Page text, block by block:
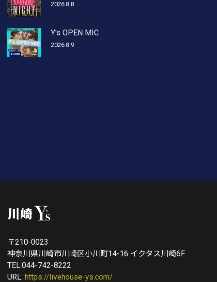
2026.8.8
Y's OPEN MIC
2026.8.9
〒210-0023
神奈川県川崎市川崎区小川町14-16 イクタス川崎6F
TEL:044-742-8222
URL: https://livehouse-ys.com/